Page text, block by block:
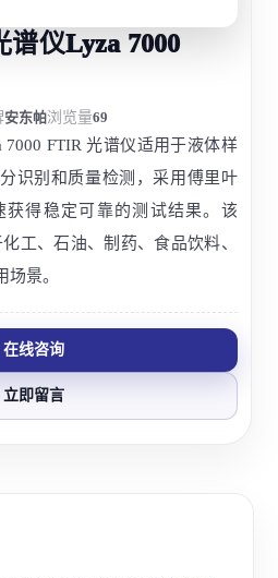
仪Lyza 7000
安东帕浏览量69
7000 FTIR 光谱仪适用于液体样
识别和质量检测，采用傅里叶
获得稳定可靠的测试结果。该
工、石油、制药、食品饮料、
场景。
在线咨询
立即留言